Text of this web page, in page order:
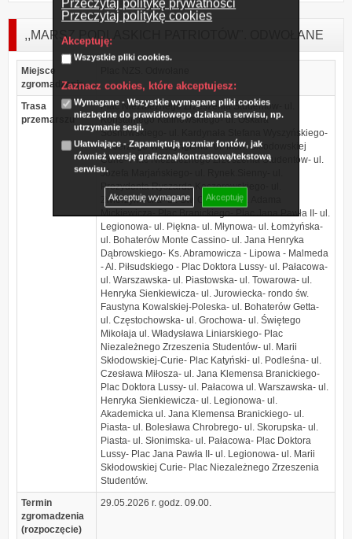
Przeczytaj politykę prywatności
Przeczytaj politykę cookies
Akceptuję:
Wszystkie pliki cookies.
Zaznacz cookies, które akceptujesz:
Wymagane - Wszystkie wymagane pliki cookies
niezbędne do prawidłowego działania serwisu, np.
utrzymanie sesji.
Ułatwiające - Zapamiętują rozmiar fontów, jak
również wersję graficzną/kontrastową/tekstową
serwisu.
Akceptuję wymagane Akceptuję
,,MARSZ PODLASKICH PATRIOTÓW". ODWOŁANE
Miejsce
zgromadzenia
Trasa
przemarszu
Plac Niezależnego Zrzeszenia Studentów- ul.
Konstantego Kalinowskiego- ul. Oskara
Sosnowskiego- ul. Kardynała Stefana Wyszyńskiego-
ul. Jerzego Waszyngtona- ul. Marii Skłodowskiej
Curie- Plac Niezależnego Zrzeszenia Studentów- ul.
Józefa Marjańskiego- ul. Rynek.Sienny- ul.
Prezydenta Ryszarda Kaczorowskiego- ul.
Zwierzyniecka- ul. Św. Ojca Pio- ul. Adama
Mickiewicza- Plac Branickiego- Plac Jana Pawła II- ul.
Legionowa- ul. Piękna- ul. Młynowa- ul. Łomżyńska-
ul. Bohaterów Monte Cassino- ul. Jana Henryka
Dąbrowskiego- Ks. Abramowicza - Lipowa - Malmeda
- Al. Piłsudskiego - Plac Doktora Lussy- ul. Pałacowa-
ul. Warszawska- ul. Piastowska- ul. Towarowa- ul.
Henryka Sienkiewicza- ul. Jurowiecka- rondo św.
Faustyna Kowalskiej-Poleska- ul. Bohaterów Getta-
ul. Częstochowska- ul. Grochowa- ul. Świętego
Mikołaja ul. Władysława Liniarskiego- Plac
Niezależnego Zrzeszenia Studentów- ul. Marii
Skłodowskiej-Curie- Plac Katyński- ul. Podleśna- ul.
Czesława Miłosza- ul. Jana Klemensa Branickiego-
Plac Doktora Lussy- ul. Pałacowa ul. Warszawska- ul.
Henryka Sienkiewicza- ul. Legionowa- ul.
Akademicka ul. Jana Klemensa Branickiego- ul.
Piasta- ul. Bolesława Chrobrego- ul. Skorupska- ul.
Piasta- ul. Słonimska- ul. Pałacowa- Plac Doktora
Lussy- Plac Jana Pawła II- ul. Legionowa- ul. Marii
Skłodowskiej Curie- Plac Niezależnego Zrzeszenia
Studentów.
Termin
zgromadzenia
(rozpoczęcie)
29.05.2026 r. godz. 09.00.